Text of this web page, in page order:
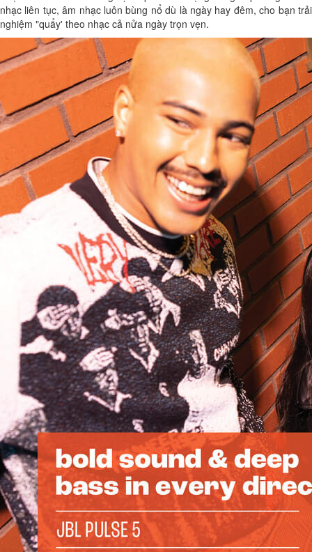
nhạc liên tục, âm nhạc luôn bùng nổ dù là ngày hay đêm, cho bạn trải
nghiệm "quẩy' theo nhạc cả nửa ngày trọn vẹn.